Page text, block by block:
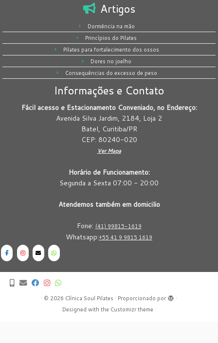
Artigos
Dormência na mão
Princípios do Pilates
Pilates para fortalecimento dos ossos
Dores no joelho
Consequências do excesso de peso
Informações e Contato
Fácil acesso e Estacionamento Conveniado, no Endereço:
Avenida Silva Jardim, 2184, Loja 2
Batel, Curitiba/PR
CEP: 80240-020
Ver Mapa
Horário de Funcionamento:
Segunda a Sexta 07:00 - 20:00
Atendemos também em domicilio
Fone: (41) 99815-1619
Whatsapp:+55 41 9 9815 1619
· © 2026 Clínica Soul Pilates · Proporcionado por
·
Designed with the Customizr theme ·